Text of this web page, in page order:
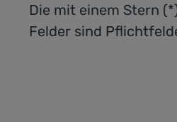
Die mit einem Stern
Felder sind